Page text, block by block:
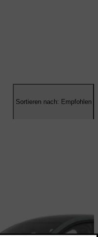
Sortieren nach: Empfohlen